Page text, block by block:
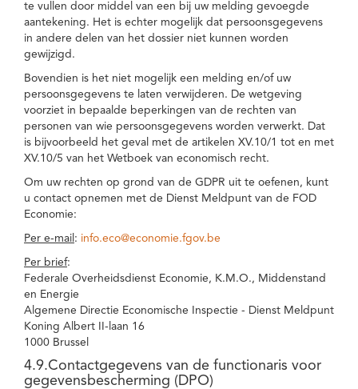
te vullen door middel van een bij uw melding gevoegde
aantekening. Het is echter mogelijk dat persoonsgegevens
in andere delen van het dossier niet kunnen worden
gewijzigd.
Bovendien is het niet mogelijk een melding en/of uw
persoonsgegevens te laten verwijderen. De wetgeving
voorziet in bepaalde beperkingen van de rechten van
personen van wie persoonsgegevens worden verwerkt. Dat
is bijvoorbeeld het geval met de artikelen XV.10/1 tot en met
XV.10/5 van het Wetboek van economisch recht.
Om uw rechten op grond van de GDPR uit te oefenen, kunt
u contact opnemen met de Dienst Meldpunt van de FOD
Economie:
Per e-mail : info.eco@economie.fgov.be
Per brief:
Federale Overheidsdienst Economie, K.M.O., Middenstand
en Energie
Algemene Directie Economische Inspectie - Dienst Meldpunt
Koning Albert II-laan 16
1000 Brussel
4.9.Contactgegevens van de functionaris voor
gegevensbescherming (DPO)